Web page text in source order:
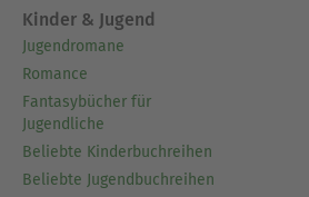
Kinder & Jugend
Jugendromane
Romance
Fantasybücher für
Jugendliche
Beliebte Kinderbuchreihen
Beliebte Jugendbuchreihen